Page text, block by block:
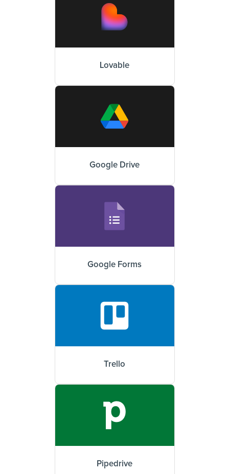
Lovable
Google Drive
Google Forms
Trello
Pipedrive